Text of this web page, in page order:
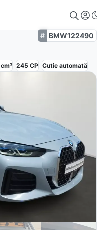
BMW122490
cm³ 245 CP Cutie automată